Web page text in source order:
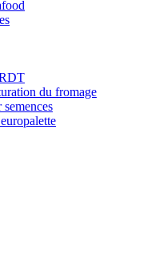
du fromage